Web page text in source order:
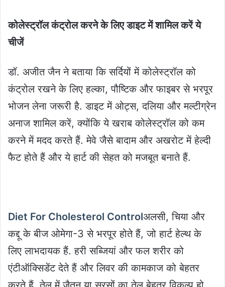
कोलेस्ट्रॉल कंट्रोल करने के लिए डाइट में शामिल करें ये
चीजें
डॉ. अजीत जैन ने बताया कि सर्दियों में कोलेस्ट्रॉल को
कंट्रोल रखने के लिए हल्का, पौष्टिक और फाइबर से भरपूर
भोजन लेना जरूरी है. डाइट में ओट्स, दलिया और मल्टीग्रेन
अनाज शामिल करें, क्योंकि ये खराब कोलेस्ट्रॉल को कम
करने में मदद करते हैं. मेवे जैसे बादाम और अखरोट में हेल्दी
फैट होते हैं और ये हार्ट की सेहत को मजबूत बनाते हैं.
Diet For Cholesterol Controlअलसी, चिया और
कद्दू के बीज ओमेगा-3 से भरपूर होते हैं, जो हार्ट हेल्थ के
लिए लाभदायक हैं. हरी सब्जियां और फल शरीर को
एंटीऑक्सिडेंट देते हैं और लिवर की कामकाज को बेहतर